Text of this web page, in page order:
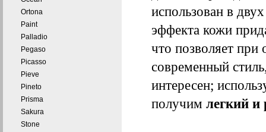
Ortona
Paint
Palladio
Pegaso
Picasso
Pieve
Pineto
Prisma
Sakura
Stone
использован в
эффекта кожи
что позволяет при
современный
интересен;
получим легкий